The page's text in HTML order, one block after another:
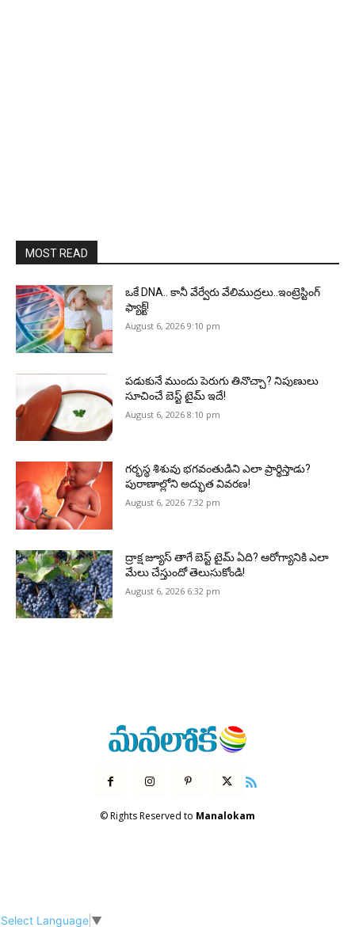
MOST READ
ఒకే DNA.. కానీ వేర్వేరు వేలిముద్రలు..ఇంట్రెస్టింగ్
ఫ్యాక్ట్!
August 6, 2026 9:10 pm
పడుకునే ముందు పెరుగు తినొచ్చా? నిపుణులు
సూచించే బెస్ట్ టైమ్ ఇదే!
August 6, 2026 8:10 pm
గర్భస్థ శిశువు భగవంతుడిని ఎలా ప్రార్థిస్తాడు?
పురాణాల్లోని అద్భుత వివరణ!
August 6, 2026 7:32 pm
ద్రాక్ష జ్యూస్ తాగే బెస్ట్ టైమ్ ఏది? ఆరోగ్యానికి ఎలా
మేలు చేస్తుందో తెలుసుకోండి!
August 6, 2026 6:32 pm
© Rights Reserved to Manalokam
Select Language ▼